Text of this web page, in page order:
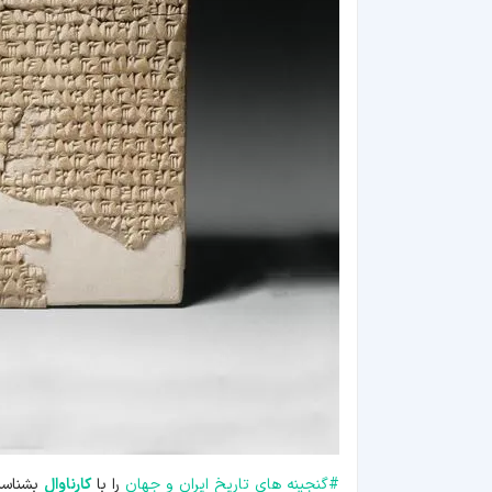
#گنجینه های تاریخ ایران و جهان را باکارناوال